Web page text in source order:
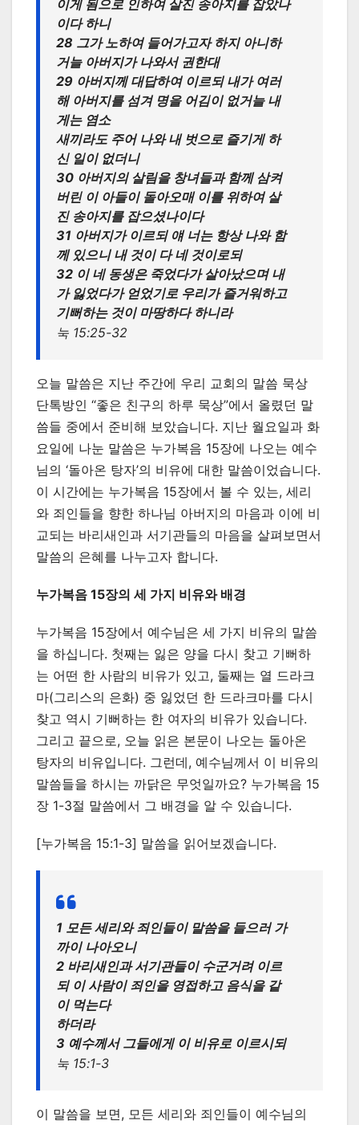
이게 됨으로 인하여 살진 송아지를 잡았나
이다 하니
28 그가 노하여 들어가고자 하지 아니하
거늘 아버지가 나와서 권한대
29 아버지께 대답하여 이르되 내가 여러
해 아버지를 섬겨 명을 어김이 없거늘 내
게는 염소
새끼라도 주어 나와 내 벗으로 즐기게 하
신 일이 없더니
30 아버지의 살림을 창녀들과 함께 삼켜
버린 이 아들이 돌아오매 이를 위하여 살
진 송아지를 잡으셨나이다
31 아버지가 이르되 얘 너는 항상 나와 함
께 있으니 내 것이 다 네 것이로되
32 이 네 동생은 죽었다가 살아났으며 내
가 잃었다가 얻었기로 우리가 즐거워하고
기뻐하는 것이 마땅하다 하니라
눅 15:25-32
오늘 말씀은 지난 주간에 우리 교회의 말씀 묵상
단톡방인 “좋은 친구의 하루 묵상”에서 올렸던 말
씀들 중에서 준비해 보았습니다. 지난 월요일과 화
요일에 나눈 말씀은 누가복음 15장에 나오는 예수
님의 ‘돌아온 탕자’의 비유에 대한 말씀이었습니다.
이 시간에는 누가복음 15장에서 볼 수 있는, 세리
와 죄인들을 향한 하나님 아버지의 마음과 이에 비
교되는 바리새인과 서기관들의 마음을 살펴보면서
말씀의 은혜를 나누고자 합니다.
누가복음 15장의 세 가지 비유와 배경
누가복음 15장에서 예수님은 세 가지 비유의 말씀
을 하십니다. 첫째는 잃은 양을 다시 찾고 기뻐하
는 어떤 한 사람의 비유가 있고, 둘째는 열 드라크
마(그리스의 은화) 중 잃었던 한 드라크마를 다시
찾고 역시 기뻐하는 한 여자의 비유가 있습니다.
그리고 끝으로, 오늘 읽은 본문이 나오는 돌아온
탕자의 비유입니다. 그런데, 예수님께서 이 비유의
말씀들을 하시는 까닭은 무엇일까요? 누가복음 15
장 1-3절 말씀에서 그 배경을 알 수 있습니다.
[누가복음 15:1-3] 말씀을 읽어보겠습니다.
1 모든 세리와 죄인들이 말씀을 들으러 가
까이 나아오니
2 바리새인과 서기관들이 수군거려 이르
되 이 사람이 죄인을 영접하고 음식을 같
이 먹는다
하더라
3 예수께서 그들에게 이 비유로 이르시되
눅 15:1-3
이 말씀을 보면, 모든 세리와 죄인들이 예수님의